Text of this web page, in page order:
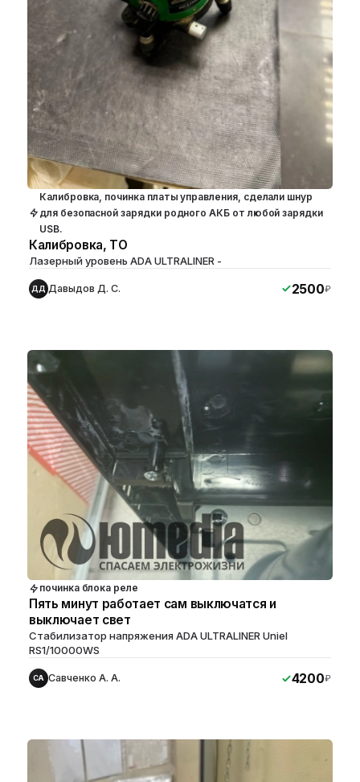
Калибровка, починка платы управления, сделали шнур
для безопасной зарядки родного АКБ от любой зарядки
USB.
Калибровка, ТО
Лазерный уровень ADA ULTRALINER -
ДД Давыдов Д. С. 2500₽
починка блока реле
Пять минут работает сам выключатся и
выключает свет
Стабилизатор напряжения ADA ULTRALINER Uniel
RS1/10000WS
СА Савченко А. А. 4200₽